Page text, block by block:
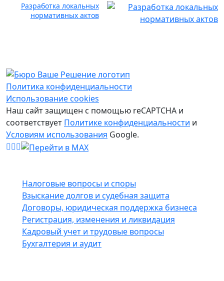
Разработка локальных
нормативных актов
Политика конфиденциальности
Использование cookies
Наш сайт защищен с помощью reCAPTCHA и
соответствует Политике конфиденциальности и
Условиям использования Google.
Налоговые вопросы и споры
Взыскание долгов и судебная защита
Договоры, юридическая поддержка бизнеса
Регистрация, изменения и ликвидация
Кадровый учет и трудовые вопросы
Бухгалтерия и аудит